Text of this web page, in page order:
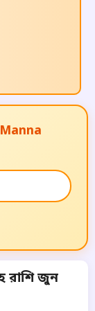
রাশি জুন